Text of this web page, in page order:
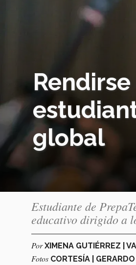
global
Estudiante de
educativo dirigido a
PorXIMENA GUTIÉRREZ |
Fotos CORTESÍA |